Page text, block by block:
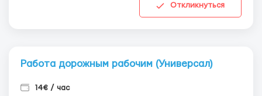
Откликнуться
Работа дорожным рабочим (Универсал)
14€ / час